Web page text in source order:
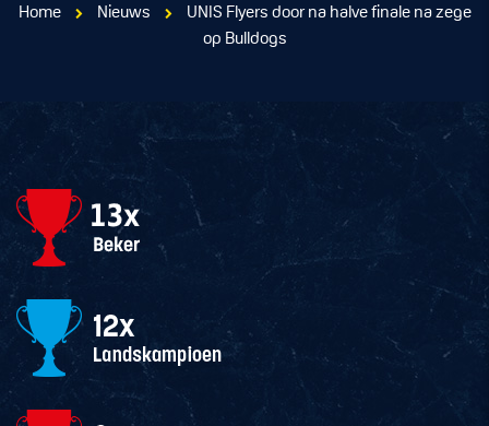
Home Nieuws
UNIS Flyers door na halve finale na zege
op Bulldogs